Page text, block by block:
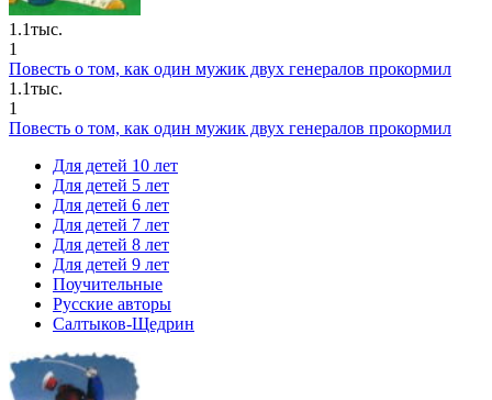
1.1тыс.
1
Повесть о том, как один мужик двух генералов прокормил
1.1тыс.
1
Повесть о том, как один мужик двух генералов прокормил
Для детей 10 лет
Для детей 5 лет
Для детей 6 лет
Для детей 7 лет
Для детей 8 лет
Для детей 9 лет
Поучительные
Русские авторы
Салтыков-Щедрин